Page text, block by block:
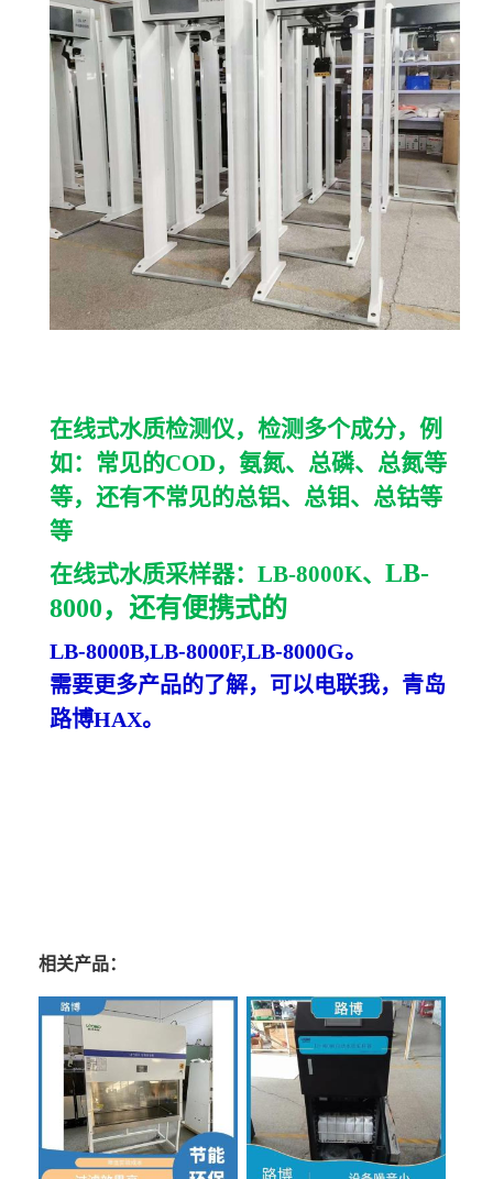
在线式水质检测仪，检测多个成分，例
如：常见的COD，氨氮、总磷、总氮等
等，还有不常见的总铝、总钼、总钴等
等
在线式水质采样器： LB-8000K、 LB-
8000，还有便携式的
LB-8000B,LB-8000F,LB-8000G。
需要更多产品的了解，可以电联我，青岛
路博HAX。
相关产品：